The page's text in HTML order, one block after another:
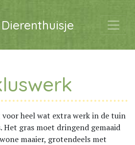
heel wat extra werk in de tuin
Het gras moet dringend gemaaid
maaier, grotendeels met